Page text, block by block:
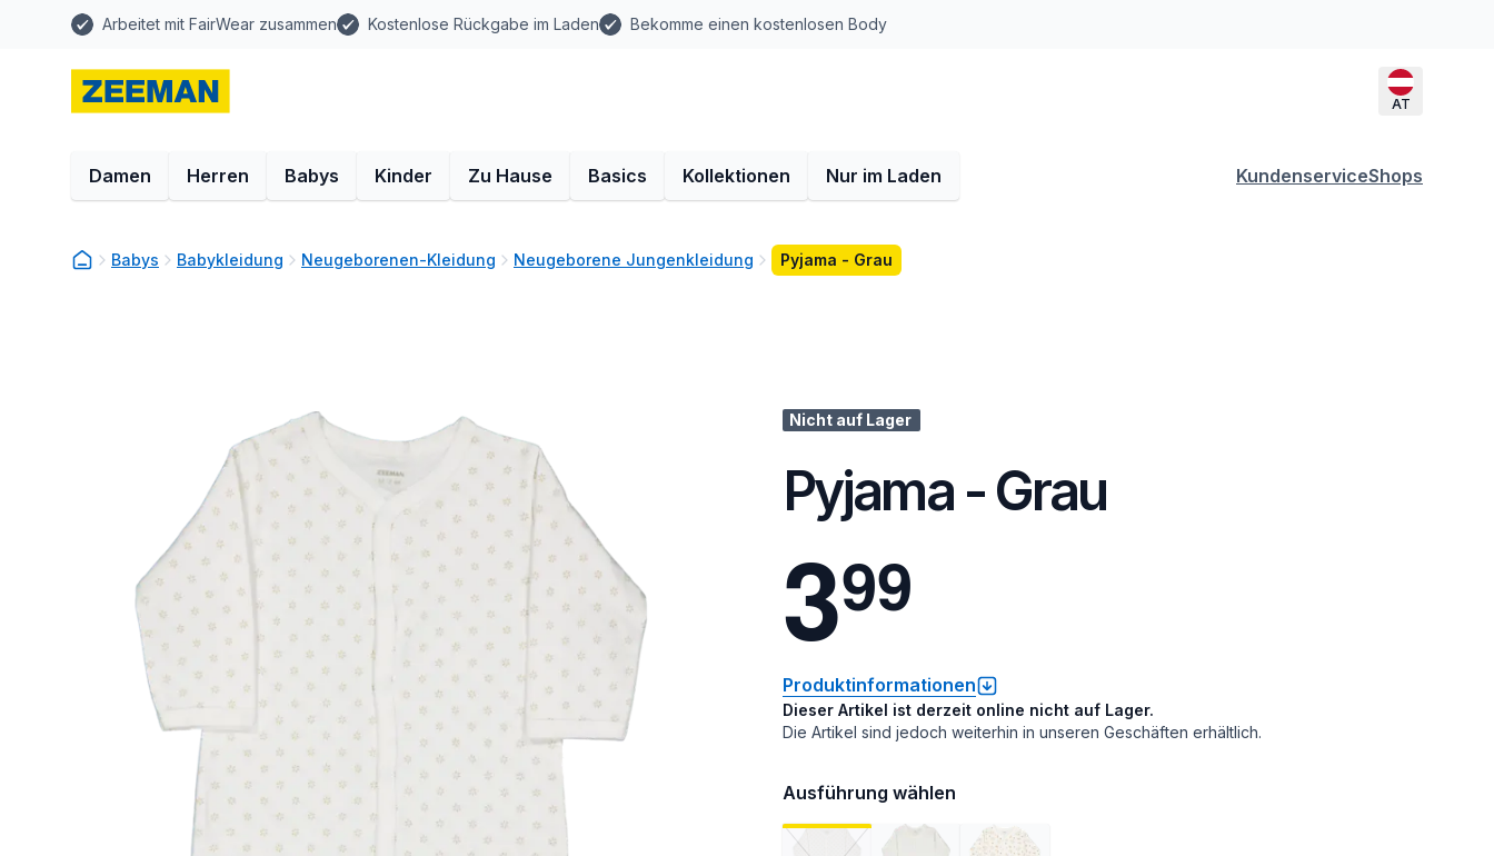
Arbeitet mit FairWear zusammen Kostenlose Rückgabe im Laden Bekomme einen kostenlosen Body
AT
Damen Herren Babys Kinder Zu Hause Basics Kollektionen Nur im Laden KundenserviceShops
Babys Babykleidung Neugeborenen-Kleidung Neugeborene Jungenkleidung Pyjama - Grau
Nicht auf Lager
Pyjama - Grau
399
Produktinformationen
Dieser Artikel ist derzeit online nicht auf Lager.
Die Artikel sind jedoch weiterhin in unseren Geschäften erhältlich.
Ausführung wählen